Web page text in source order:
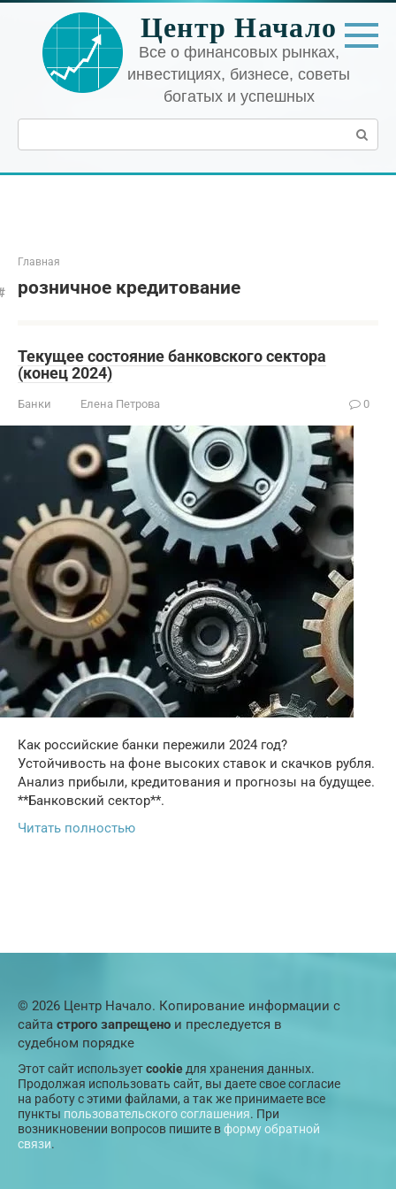
Перейти
контенту
Центр Начало
Все о финансовых рынках,
инвестициях, бизнесе, советы
богатых и успешных
Поиск:
Главная
розничное кредитование
Текущее состояние банковского сектора
(конец 2024)
Банки Елена Петрова 0
Как российские банки пережили 2024 год?
Устойчивость на фоне высоких ставок и скачков рубля.
Анализ прибыли, кредитования и прогнозы на будущее.
**Банковский сектор**.
Читать полностью
© 2026 Центр Начало. Копирование информации с
сайта строго запрещено и преследуется в
судебном порядке
Этот сайт используетcookie для хранения данных.
Продолжая использовать сайт, вы даете свое согласие
на работу с этими файлами, а так же принимаете все
пункты пользовательского соглашения. При
возникновении вопросов пишите вформу обратной
связи.